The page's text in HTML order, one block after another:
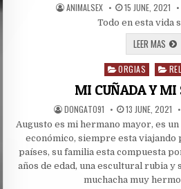
AUTHOR:
ANIMALSEX PUBLISHED
DATE:
15 JUNE, 2021
Todo en esta vida
LEER MASLA
DE
MI
Posted
in
ORGIAS
MI CUÑADA Y MI
AUTHOR:
DONGATO91 PUBLISHED
DATE:
13 JUNE, 2021
Augusto es mi hermano mayor, es
económico, siempre esta viajando
países, su familia esta compuesta
años de edad, una escultural rubia y
muchacha muy